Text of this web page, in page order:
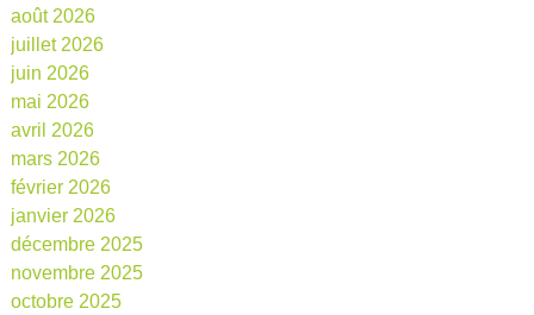
août 2026
juillet 2026
juin 2026
mai 2026
avril 2026
mars 2026
février 2026
janvier 2026
décembre 2025
novembre 2025
octobre 2025